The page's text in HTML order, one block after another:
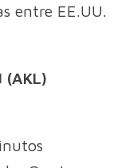
entre EE.UU.
(AKL)